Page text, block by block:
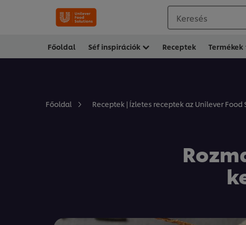
Keresés
Főoldal Séf inspirációk Receptek Termékek
Főoldal Receptek | Ízletes receptek az Unilever